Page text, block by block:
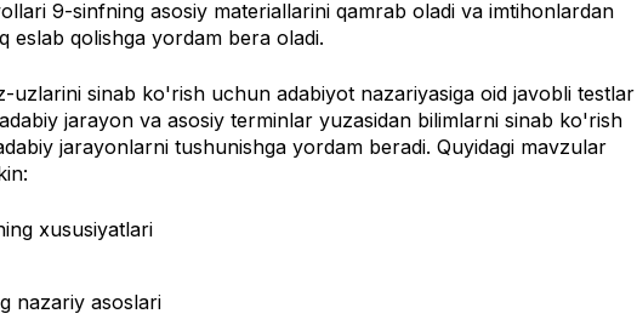
9-sinfning asosiy materiallarini qamrab oladi va imtihonlardan
eslab qolishga yordam bera oladi.
uzlarini sinab ko'rish uchun adabiyot nazariyasiga oid javobli testlar
jarayon va asosiy terminlar yuzasidan bilimlarni sinab ko'rish
jarayonlarni tushunishga yordam beradi. Quyidagi mavzular
xususiyatlari
nazariy asoslari